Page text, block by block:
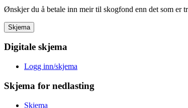
Ønskjer du å betale inn meir til skogfond enn det som er
Skjema
Digitale skjema
Logg inn/skjema
Skjema for nedlasting
Skjema